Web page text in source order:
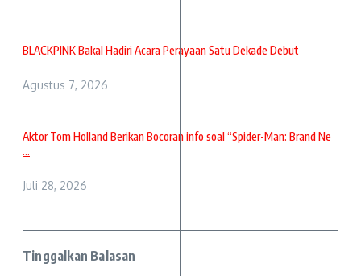
BLACKPINK Bakal Hadiri Acara Perayaan Satu Dekade Debut
Agustus 7, 2026
Aktor Tom Holland Berikan Bocoran info soal “Spider-Man: Brand Ne
...
Juli 28, 2026
Tinggalkan Balasan